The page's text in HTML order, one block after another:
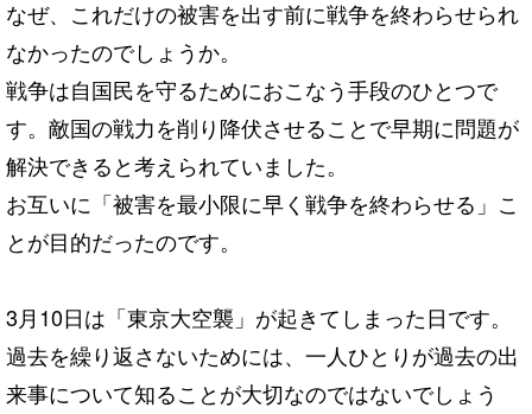
なぜ、これだけの被害を出す前に戦争を終わらせられ
なかったのでしょうか。
戦争は自国民を守るためにおこなう手段のひとつで
す。敵国の戦力を削り降伏させることで早期に問題が
解決できると考えられていました。
お互いに「被害を最小限に早く戦争を終わらせる」こ
とが目的だったのです。
3月10日は「東京大空襲」が起きてしまった日です。
過去を繰り返さないためには、一人ひとりが過去の出
来事について知ることが大切なのではないでしょう